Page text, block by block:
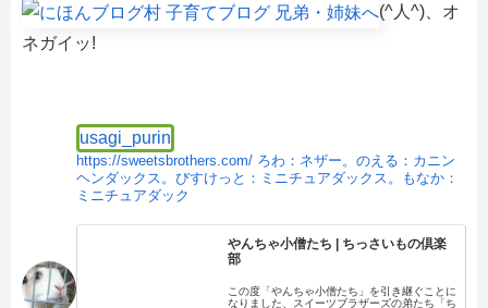
(^人^)、オ
ネガイッ!
usagi_purin
https://sweetsbrothers.com/ ろわ：ネザー。のえる：カニン
ヘンダックス。びすけっと：ミニチュアダックス。もなか：
ミニチュアダック
やんちゃ小僧たち | ちっさいもの倶楽
部
この度「やんちゃ小僧たち」を引き継ぐことに
なりました、スイーツブラザーズの弟たち「ち